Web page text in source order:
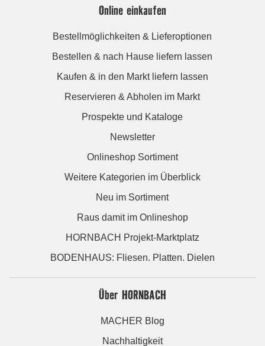
Online einkaufen
Bestellmöglichkeiten & Lieferoptionen
Bestellen & nach Hause liefern lassen
Kaufen & in den Markt liefern lassen
Reservieren & Abholen im Markt
Prospekte und Kataloge
Newsletter
Onlineshop Sortiment
Weitere Kategorien im Überblick
Neu im Sortiment
Raus damit im Onlineshop
HORNBACH Projekt-Marktplatz
BODENHAUS: Fliesen. Platten. Dielen
Über HORNBACH
MACHER Blog
Nachhaltigkeit